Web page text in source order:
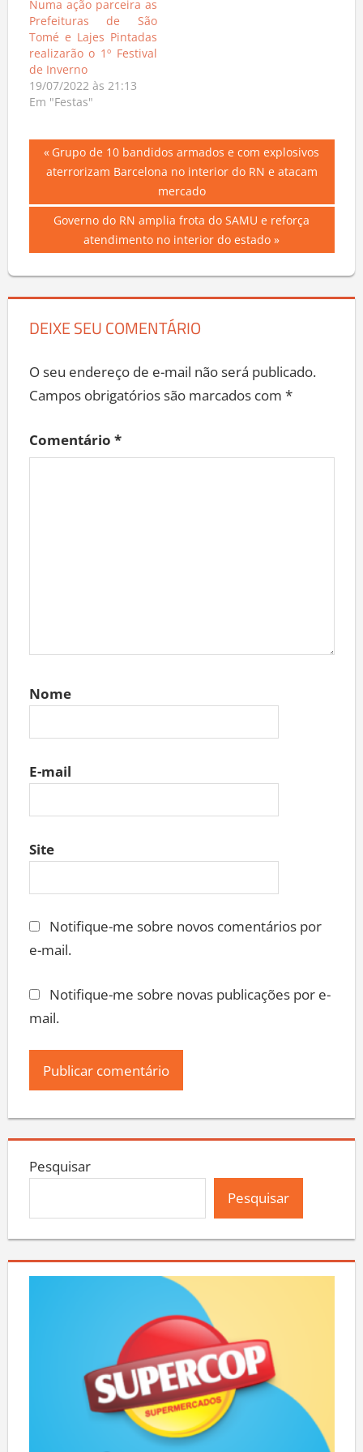
Numa ação parceira as
Prefeituras de São
Tomé e Lajes Pintadas
realizarão o 1º Festival
de Inverno
19/07/2022 às 21:13
Em "Festas"
Navegação
Post
Previous
Post:
Grupo de 10 bandidos armados e com explosivos
aterrorizam Barcelona no interior do RN e atacam
mercado
Next
Governo do RN amplia frota do SAMU e reforça
atendimento no interior do estado
DEIXE SEU COMENTÁRIO
O seu endereço de e-mail não será publicado.
Campos obrigatórios são marcados com *
Comentário *
Nome
E-mail
Site
Notifique-me sobre novos comentários por
e-mail.
Notifique-me sobre novas publicações por e-
mail.
Pesquisar
Pesquisar